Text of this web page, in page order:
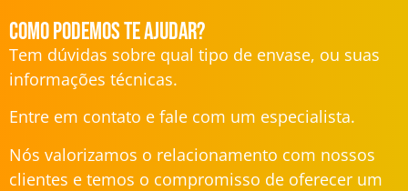
Como podemos te ajudar?
Tem dúvidas sobre qual tipo de envase, ou suas
informações técnicas.
Entre em contato e fale com um especialista.
Nós valorizamos o relacionamento com nossos
clientes e temos o compromisso de oferecer um